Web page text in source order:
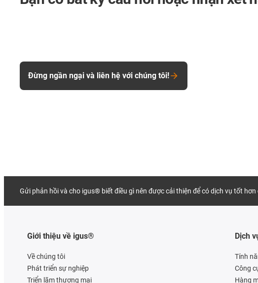
Đừng ngần ngại và liên hệ với chúng tôi!
Gửi phản hồi và cho igus® biết điều gì nên được cải thiện để có dịch vụ tốt
Giới thiệu về igus®
Về chúng tôi
Phát triển sự nghiệp
Triển lãm thương mại
Dịch
Tính
Công
Hàng